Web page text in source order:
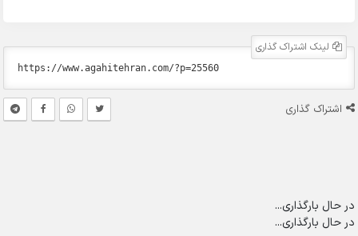
لینک اشتراک گذاری
اشتراک گذاری
در حال بارگذاری...
در حال بارگذاری...